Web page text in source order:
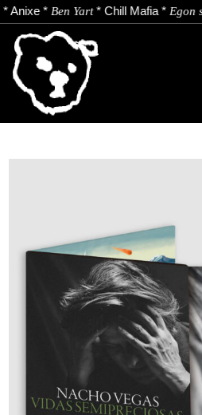
Anixe*Ben Yart*Chill Mafia*Egon
DENDA
KONTAKTUA.
Youtube Spotify
Cookieen politika